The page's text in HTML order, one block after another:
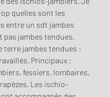
quelles sont les
entre un sdt jambes
pas jambes tendues.
terre jambes tendues :
Principaux :
fessiers, lombaires,
Les ischio-